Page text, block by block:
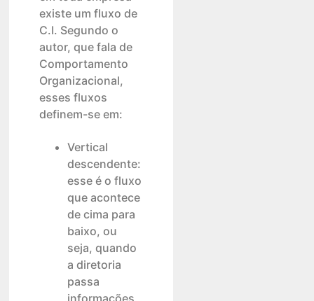
existe um fluxo de
C.I. Segundo o
autor, que fala de
Comportamento
Organizacional,
esses fluxos
definem-se em:
Vertical
descendente:
esse é o fluxo
que acontece
de cima para
baixo, ou
seja, quando
a diretoria
passa